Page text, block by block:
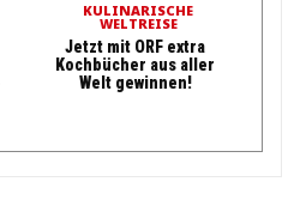
KULINARISCHE
WELTREISE
Jetzt mit ORF extra
Kochbücher aus aller
Welt gewinnen!